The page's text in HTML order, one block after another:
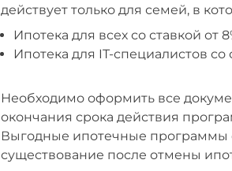
действует только для семей, в
Ипотека для всех со ставкой от
Ипотека для IT-специалистов со
Необходимо оформить все
окончания срока действия
Выгодные ипотечные программы
существование после отмены